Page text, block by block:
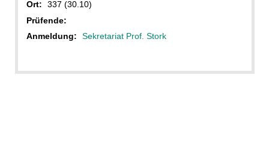
Ort:
337 (30.10)
Prüfende:
Anmeldung:
Sekretariat Prof. Stork